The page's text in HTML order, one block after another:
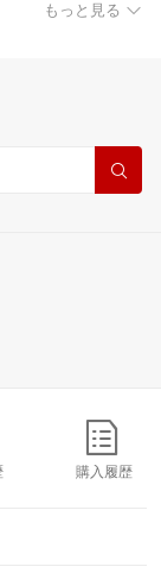
もっと見る
購入履歴